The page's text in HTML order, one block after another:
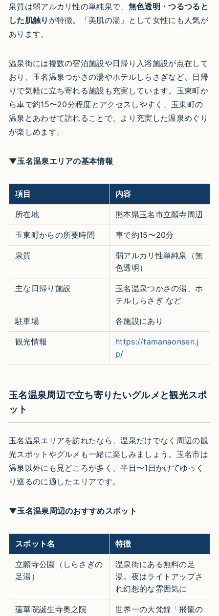
泉質は弱アルカリ性の単純泉で、 無色透明・つるつると
した肌触り が特徴。「美肌の湯」として女性にも人気が
あります。
温泉街には複数の宿泊施設や日帰り入浴施設が点在して
おり、玉名温泉つかさの湯やホテルしらさぎなど、日帰
りで気軽に立ち寄れる施設も充実しています。玉東町か
ら車で約15〜20分程度とアクセスしやすく、玉東町の
温泉とあわせて訪れることで、より充実した温泉めぐり
が楽しめます。
▼玉名温泉エリアの基本情報
項目 内容
所在地 熊本県玉名市立願寺周辺
玉東町からの所要時間 車で約15〜20分
泉質
弱アルカリ性単純泉（無
色透明）
主な日帰り施設
玉名温泉つかさの湯、ホ
テルしらさぎ など
駐車場 各施設にあり
観光情報
https://tamanaonsen.j
p/
玉名温泉周辺で立ち寄りたいグルメと観光スポ
ット
玉名温泉エリアを訪れたなら、温泉だけでなく周辺の観
光スポットやグルメも一緒に楽しみましょう。玉名市は
温泉以外にも見どころが多く、半日〜1日かけてゆっく
り巡るのに適したエリアです。
▼玉名温泉周辺のおすすめスポット
スポット名 特徴
立願寺公園（しらさぎの
足湯）
温泉街にある無料の足
湯。夜はライトアップさ
れ幻想的な雰囲気に
蓮華院誕生寺奥之院
世界一の大梵鐘「飛龍の